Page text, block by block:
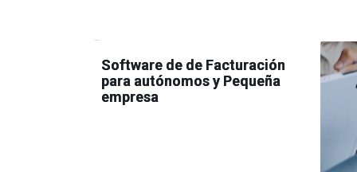
Software de de Facturación
para autónomos y Pequeña
empresa